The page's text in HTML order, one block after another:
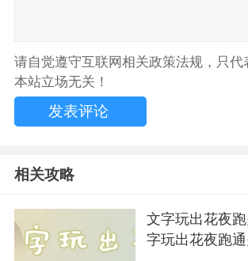
请自觉遵守互联网相关政策法规，只代
本站立场无关！
相关攻略
文字玩出花夜
字玩出花夜跑